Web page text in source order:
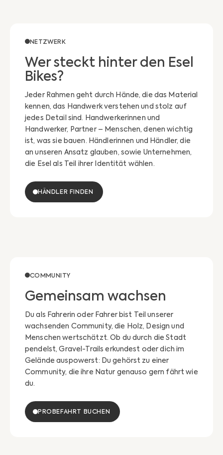
NETZWERK
Wer steckt hinter den Esel
Bikes?
Jeder Rahmen geht durch Hände, die das Material
kennen, das Handwerk verstehen und stolz auf
jedes Detail sind. Handwerkerinnen und
Handwerker, Partner – Menschen, denen wichtig
ist, was sie bauen. Händlerinnen und Händler, die
an unseren Ansatz glauben, sowie Unternehmen,
die Esel als Teil ihrer Identität wählen.
HÄNDLER FINDEN
COMMUNITY
Gemeinsam wachsen
Du als Fahrerin oder Fahrer bist Teil unserer
wachsenden Community, die Holz, Design und
Menschen wertschätzt. Ob du durch die Stadt
pendelst, Gravel-Trails erkundest oder dich im
Gelände auspowerst: Du gehörst zu einer
Community, die ihre Natur genauso gern fährt wie
du.
PROBEFAHRT BUCHEN